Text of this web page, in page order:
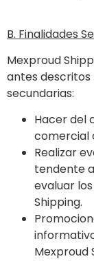
B. Finalidades
Mexproud
antes descritos
secundarias:
Hacer del
comercial
Realizar
tendente
evaluar
Shipping.
Mexproud